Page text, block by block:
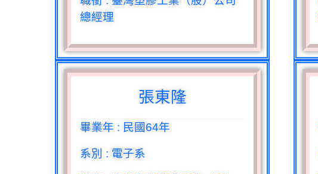
總經理
張東隆
畢業年 : 民國64年
系別 : 電子系